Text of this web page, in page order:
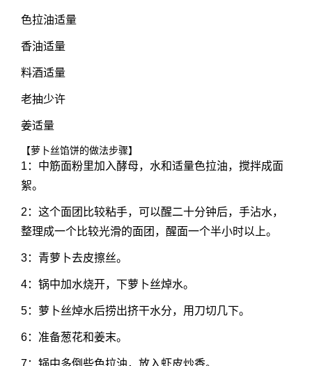
色拉油适量
香油适量
料酒适量
老抽少许
姜适量
【萝卜丝馅饼的做法步骤】
1：中筋面粉里加入酵母，水和适量色拉油，搅拌成面
絮。
2：这个面团比较粘手，可以醒二十分钟后，手沾水，
整理成一个比较光滑的面团，醒面一个半小时以上。
3：青萝卜去皮擦丝。
4：锅中加水烧开，下萝卜丝焯水。
5：萝卜丝焯水后捞出挤干水分，用刀切几下。
6：准备葱花和姜末。
7：锅中多倒些色拉油，放入虾皮炒香。